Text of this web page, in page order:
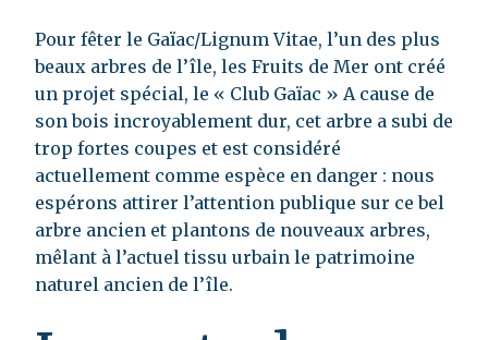
Pour fêter le Gaïac/Lignum Vitae, l’un des plus
beaux arbres de l’île, les Fruits de Mer ont créé
un projet spécial, le « Club Gaïac » A cause de
son bois incroyablement dur, cet arbre a subi de
trop fortes coupes et est considéré
actuellement comme espèce en danger : nous
espérons attirer l’attention publique sur ce bel
arbre ancien et plantons de nouveaux arbres,
mêlant à l’actuel tissu urbain le patrimoine
naturel ancien de l’île.